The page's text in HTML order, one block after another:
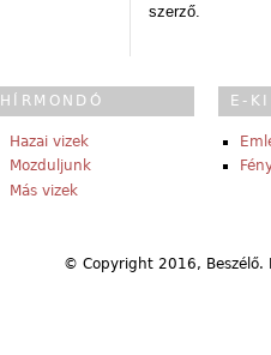
szerző.
HÍRMONDÓ
Hazai vizek
Mozduljunk
Más vizek
E-
© Copyright 2016,